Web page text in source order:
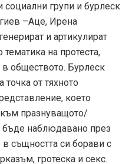
социални групи и бурлеск
–Аце, Ирена
и артикулират
на протеста,
в обществото. Бурлеск
от тяхното
което
към празнуващото/
бъде наблюдавано през
в същността си борави с
гротеска и секс.